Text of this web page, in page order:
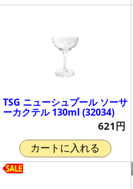
TSG ニューシュプール ソーサ
ーカクテル 130ml (32034)
621円
カートに入れる